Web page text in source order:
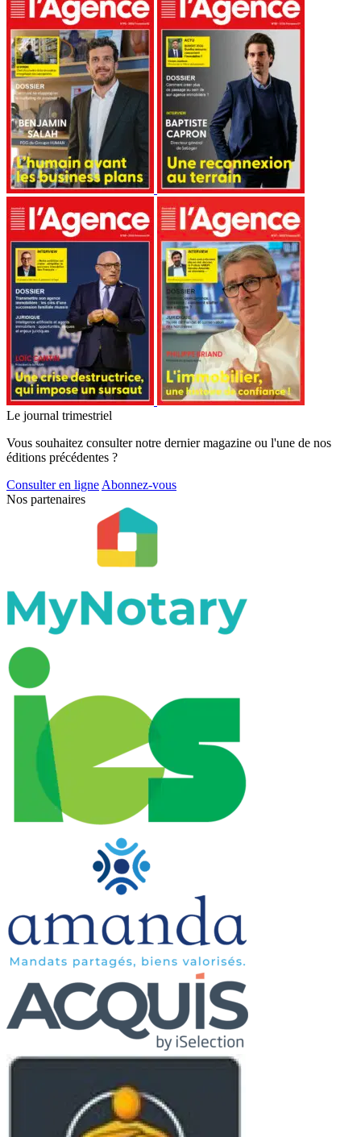
Le journal trimestriel
Vous souhaitez consulter notre dernier magazine ou l'une de nos
éditions précédentes ?
Consulter en ligne Abonnez-vous
Nos partenaires